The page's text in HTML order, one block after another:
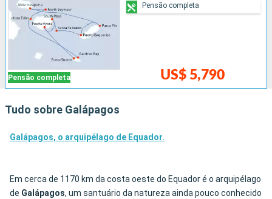
Pensão completa US$ 5,790
Pensão completa
Tudo sobre Galápagos
Galápagos, o arquipélago de Equador.
Em cerca de 1170 km da costa oeste do Equador é o arquipélago
de Galápagos, um santuário da natureza ainda pouco conhecido